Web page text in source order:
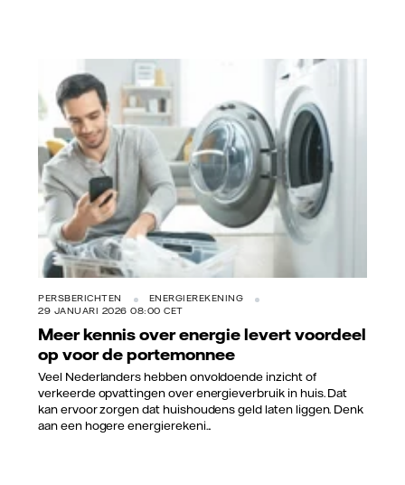
Vattenfall
PERSBERICHTEN
ENERGIEREKENING
29 JANUARI 2026 08:00 CET
Meer kennis over energie levert voordeel
op voor de portemonnee
Veel Nederlanders hebben onvoldoende inzicht of
verkeerde opvattingen over energieverbruik in huis. Dat
kan ervoor zorgen dat huishoudens geld laten liggen. Denk
aan een hogere energierekeni...